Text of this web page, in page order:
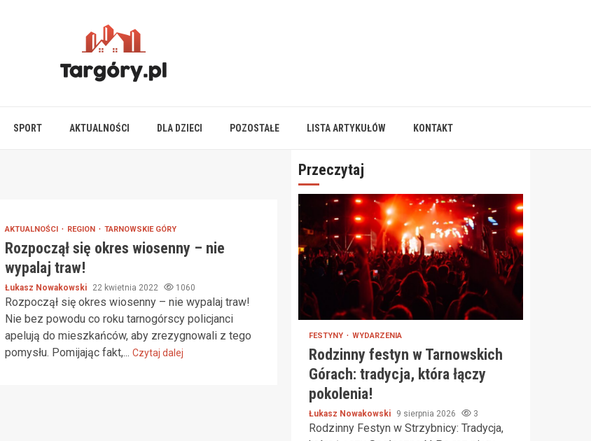
SPORT AKTUALNOŚCI DLA DZIECI POZOSTAŁE LISTA ARTYKUŁÓW KONTAKT
AKTUALNOŚCI REGION TARNOWSKIE GÓRY
Rozpoczął się okres wiosenny – nie
wypalaj traw!
Łukasz Nowakowski 22 kwietnia 2022 1060
Rozpoczął się okres wiosenny – nie wypalaj traw!
Nie bez powodu co roku tarnogórscy policjanci
apelują do mieszkańców, aby zrezygnowali z tego
pomysłu. Pomijając fakt,... Czytaj dalej
Przeczytaj
FESTYNY WYDARZENIA
Rodzinny festyn w Tarnowskich
Górach: tradycja, która łączy
pokolenia!
Łukasz Nowakowski 9 sierpnia 2026 3
Rodzinny Festyn w Strzybnicy: Tradycja,